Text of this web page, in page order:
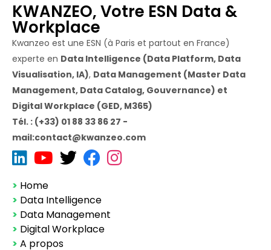
KWANZEO, Votre ESN Data &
Workplace
Kwanzeo est une ESN (à Paris et partout en France)
experte en Data Intelligence (Data Platform, Data
Visualisation, IA), Data Management (Master Data
Management, Data Catalog, Gouvernance) et
Digital Workplace (GED, M365)
Tél. : (+33) 01 88 33 86 27 -
mail:contact@kwanzeo.com
> Home
> Data Intelligence
> Data Management
> Digital Workplace
> A propos